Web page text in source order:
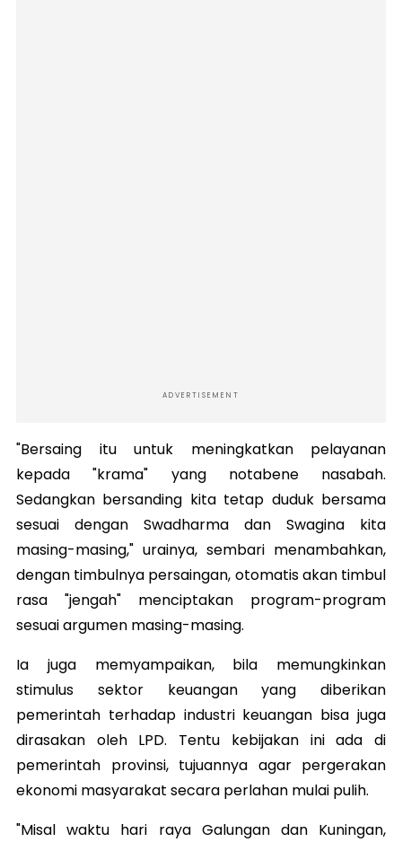
ADVERTISEMENT
"Bersaing itu untuk meningkatkan pelayanan
kepada "krama" yang notabene nasabah.
Sedangkan bersanding kita tetap duduk bersama
sesuai dengan Swadharma dan Swagina kita
masing-masing," urainya, sembari menambahkan,
dengan timbulnya persaingan, otomatis akan timbul
rasa "jengah" menciptakan program-program
sesuai argumen masing-masing.
Ia juga memyampaikan, bila memungkinkan
stimulus sektor keuangan yang diberikan
pemerintah terhadap industri keuangan bisa juga
dirasakan oleh LPD. Tentu kebijakan ini ada di
pemerintah provinsi, tujuannya agar pergerakan
ekonomi masyarakat secara perlahan mulai pulih.
"Misal waktu hari raya Galungan dan Kuningan,